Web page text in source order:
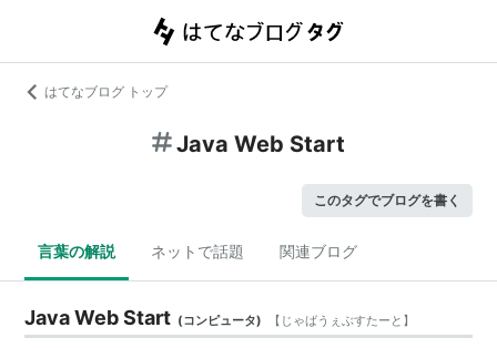
はてなブログ トップ
Java Web Start
このタグでブログを書く
言葉の解説 ネットで話題 関連ブログ
Java Web Start (コンピュータ) 【 じゃばうぇぶすたーと 】